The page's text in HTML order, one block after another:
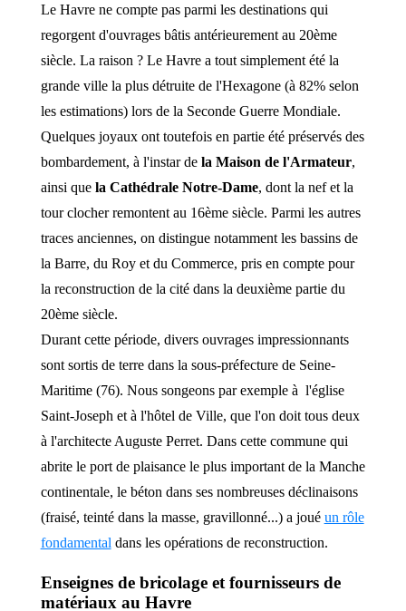
Le Havre ne compte pas parmi les destinations qui
regorgent d'ouvrages bâtis antérieurement au 20ème
siècle. La raison ? Le Havre a tout simplement été la
grande ville la plus détruite de l'Hexagone (à 82% selon
les estimations) lors de la Seconde Guerre Mondiale.
Quelques joyaux ont toutefois en partie été préservés des
bombardement, à l'instar de la Maison de l'Armateur,
ainsi que la Cathédrale Notre-Dame, dont la nef et la
tour clocher remontent au 16ème siècle. Parmi les autres
traces anciennes, on distingue notamment les bassins de
la Barre, du Roy et du Commerce, pris en compte pour
la reconstruction de la cité dans la deuxième partie du
20ème siècle.
Durant cette période, divers ouvrages impressionnants
sont sortis de terre dans la sous-préfecture de Seine-
Maritime (76). Nous songeons par exemple à l'église
Saint-Joseph et à l'hôtel de Ville, que l'on doit tous deux
à l'architecte Auguste Perret. Dans cette commune qui
abrite le port de plaisance le plus important de la Manche
continentale, le béton dans ses nombreuses déclinaisons
(fraisé, teinté dans la masse, gravillonné...) a joué un rôle
fondamental dans les opérations de reconstruction.
Enseignes de bricolage et fournisseurs de
matériaux au Havre